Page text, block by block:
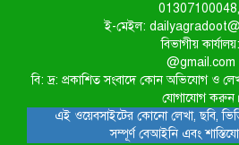
01307100048,
ই-মেইল:
বিভাগীয় কার্যালয়:
@gmail.com
বি: দ্র: প্রকাশিত সংবাদে কোন অভিযোগ ও
যোগাযোগ করুন।
এই ওয়েবসাইটের কোনো লেখা, ছবি,
সম্পূর্ণ বেআইনি এবং